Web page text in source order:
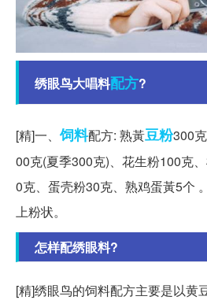
绣眼鸟大唱料配方?
[精]一、饲料配方: 熟黃豆粉300
00克(夏季300克)、花生粉100克
0克、蛋壳粉30克、熟鸡蛋黃5个
上粉状。
怎样配绣眼料?
[精]绣眼鸟的饲料配方主要是以黄